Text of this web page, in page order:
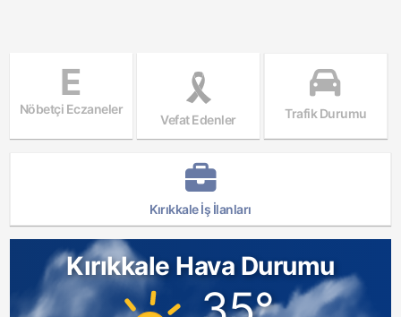
E
Nöbetçi Eczaneler
Vefat Edenler Trafik Durumu
Kırıkkale İş İlanları
Kırıkkale Hava Durumu